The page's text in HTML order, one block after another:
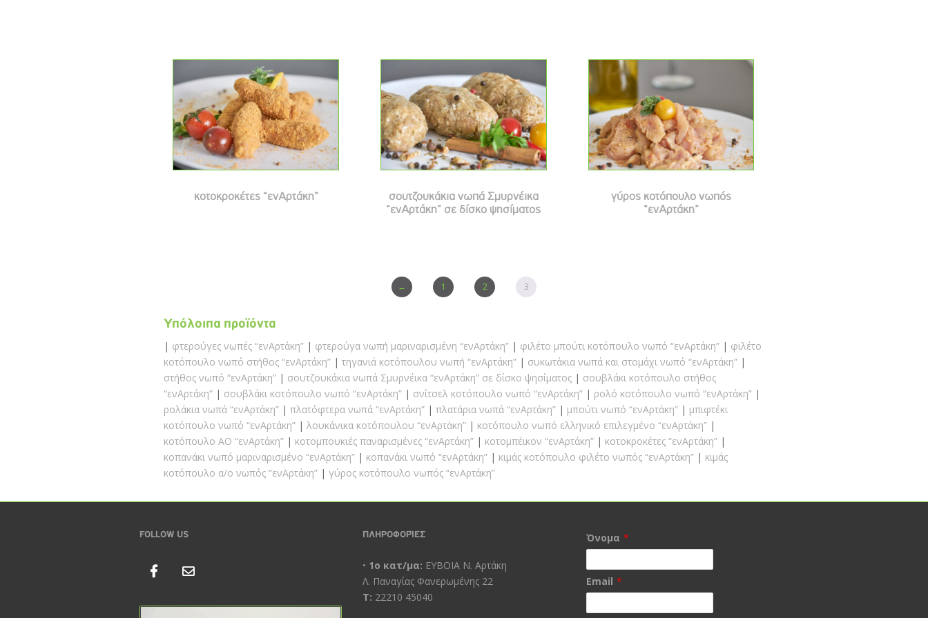
κοτοκροκέτες “ενΑρτάκη”
σουτζουκάκια νωπά Σμυρνέικα
“ενΑρτάκη” σε δίσκο ψησίματος
γύρος κοτόπουλο νωπός
“ενΑρτάκη”
← 1 2 3
Υπόλοιπα προϊόντα
φτερούγες νωπές “ενΑρτάκη” φτερούγα νωπή μαριναρισμένη “ενΑρτάκη” φιλέτο μπούτι κοτόπουλο νωπό “ενΑρτάκη”
φιλέτο
κοτόπουλο νωπό στήθος “ενΑρτάκη”
τηγανιά κοτόπουλου νωπή “ενΑρτάκη”
συκωτάκια νωπά και στομάχι νωπό “ενΑρτάκη”
στήθος νωπό “ενΑρτάκη”
σουτζουκάκια νωπά Σμυρνέικα “ενΑρτάκη” σε δίσκο ψησίματος
σουβλάκι κοτόπουλο στήθος
“ενΑρτάκη”
σουβλάκι κοτόπουλο νωπό “ενΑρτάκη” σνίτσελ κοτόπουλο νωπό “ενΑρτάκη”
ρολό κοτόπουλο νωπό “ενΑρτάκη”
ρολάκια νωπά “ενΑρτάκη”
πλατόφτερα νωπά “ενΑρτάκη” πλατάρια νωπά “ενΑρτάκη” μπούτι νωπό “ενΑρτάκη”
μπιφτέκι
κοτόπουλο νωπό “ενΑρτάκη”
λουκάνικα κοτόπουλου “ενΑρτάκη”
κοτόπουλο νωπό ελληνικό επιλεγμένο “ενΑρτάκη”
κοτόπουλο AO “ενΑρτάκη”
κοτομπουκιές παναρισμένες “ενΑρτάκη” κοτομπέικον “ενΑρτάκη”
κοτοκροκέτες “ενΑρτάκη”
κοπανάκι νωπό μαριναρισμένο “ενΑρτάκη”
κοπανάκι νωπό “ενΑρτάκη” κιμάς κοτόπουλο φιλέτο νωπός “ενΑρτάκη”
κιμάς
κοτόπουλο α/ο νωπός “ενΑρτάκη”
γύρος κοτόπουλο νωπός “ενΑρτάκη”
FOLLOW US ΠΛΗΡΟΦΟΡΊΕΣ
• 1ο κατ/μα: ΕΥΒΟΙΑ Ν. Αρτάκη
Λ. Παναγίας Φανερωμένης 22
Τ: 22210 45040
Όνομα *
Email *